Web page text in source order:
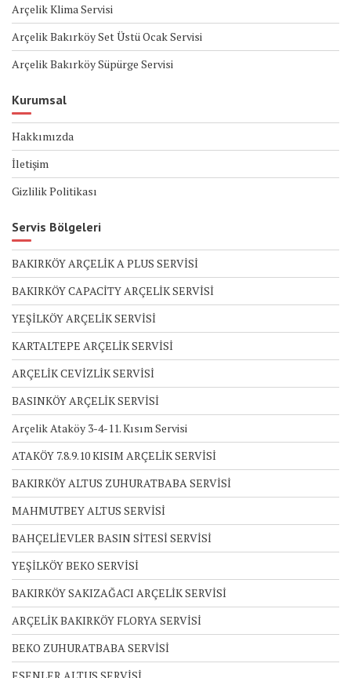
Arçelik Klima Servisi
Arçelik Bakırköy Set Üstü Ocak Servisi
Arçelik Bakırköy Süpürge Servisi
Kurumsal
Hakkımızda
İletişim
Gizlilik Politikası
Servis Bölgeleri
BAKIRKÖY ARÇELİK A PLUS SERVİSİ
BAKIRKÖY CAPACİTY ARÇELİK SERVİSİ
YEŞİLKÖY ARÇELİK SERVİSİ
KARTALTEPE ARÇELİK SERVİSİ
ARÇELİK CEVİZLİK SERVİSİ
BASINKÖY ARÇELİK SERVİSİ
Arçelik Ataköy 3-4-11. Kısım Servisi
ATAKÖY 7.8.9.10 KISIM ARÇELİK SERVİSİ
BAKIRKÖY ALTUS ZUHURATBABA SERVİSİ
MAHMUTBEY ALTUS SERVİSİ
BAHÇELİEVLER BASIN SİTESİ SERVİSİ
YEŞİLKÖY BEKO SERVİSİ
BAKIRKÖY SAKIZAĞACI ARÇELİK SERVİSİ
ARÇELİK BAKIRKÖY FLORYA SERVİSİ
BEKO ZUHURATBABA SERVİSİ